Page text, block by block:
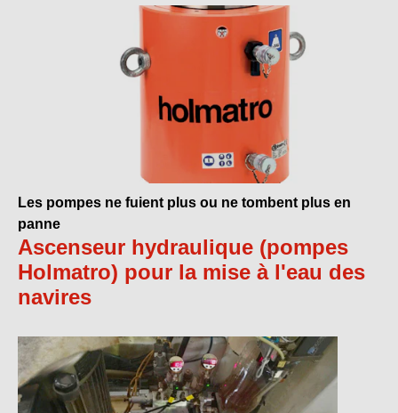
Les pompes ne fuient plus ou ne tombent plus en
panne
Ascenseur hydraulique (pompes
Holmatro) pour la mise à l'eau des
navires